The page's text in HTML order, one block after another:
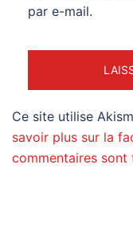
par e-mail.
Ce site utilise
savoir plus sur la
commentaires sont